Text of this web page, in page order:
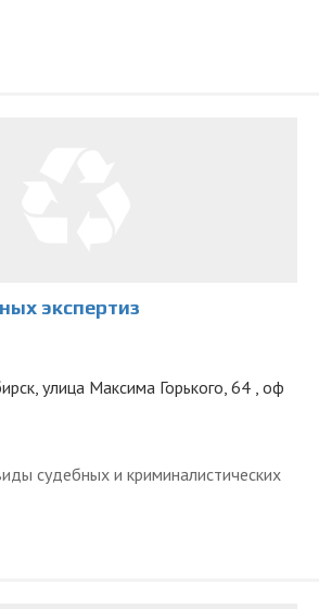
экспертиз
улица Максима Горького, 64 , оф
судебных и криминалистических